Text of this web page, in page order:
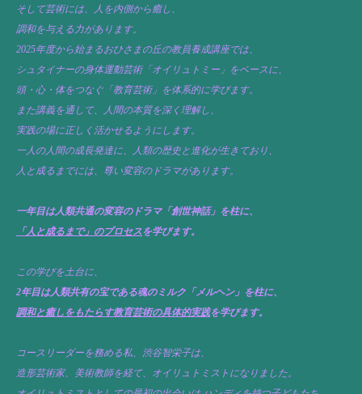
そして芸術には、人を内側から癒し、
調和を与える力があります。
2025年度から始まるおひさまの丘の教員養成講座では、
シュタイナーの身体運動芸術「オイリュトミー」をベースに、
頭・心・体をつなぐ「教育芸術」を体系的に学びます。
また講義を通して、人間の本質を深く理解し、
実践の場に正しく活かせるようにします。
一人の人間の成長発達に、人類の歴史と進化が生きており、
人と成るまでには、尊い変容のドラマがあります。
一年目は人類共通の変容のドラマ「創世神話」を柱に、
「人と成るまで」のプロセス を学びます。
この学びを土台に、
2年目は人類共有の宝である魂のミルク「メルヘン」を柱に、
調和と癒しをもたらす教育芸術の具体的実践を学びます。
コースリーダーを務める私、渋谷智栄子は、
造形芸術家、美術教師を経て、オイリュトミストになりました。